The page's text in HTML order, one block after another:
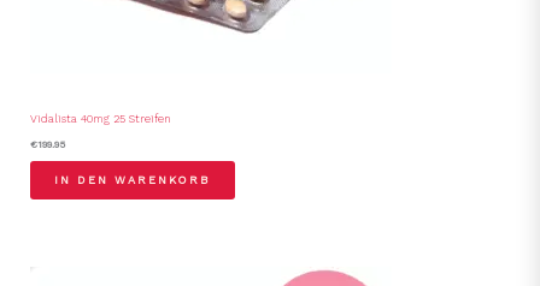
Vidalista 40mg 25 Streifen
€199.95
IN DEN WARENKORB